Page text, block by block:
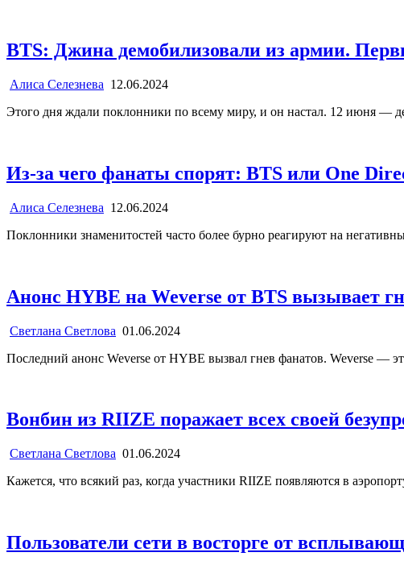
BTS: Джина демобилизовали из армии.
Алиса Селезнева 12.06.2024
Этого дня ждали поклонники по всему миру, и он настал. 12 июня —
Из-за чего фанаты спорят: BTS или One
Алиса Селезнева 12.06.2024
Поклонники знаменитостей часто более бурно реагируют на
Анонс HYBE на Weverse от BTS вызывает
Светлана Светлова 01.06.2024
Последний анонс Weverse от HYBE вызвал гнев фанатов. Weverse —
Вонбин из RIIZE поражает всех своей
Светлана Светлова 01.06.2024
Кажется, что всякий раз, когда участники RIIZE появляются в
Пользователи сети в восторге от